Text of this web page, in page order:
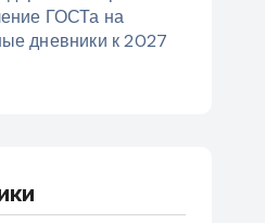
ГОСТа на
дневники к 2027